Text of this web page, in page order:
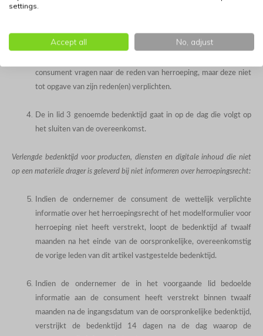
materiële drager is geleverd gedurende minimaal 14 dagen
consument vragen naar de reden van herroeping, maar deze niet
tot opgave van zijn reden(en) verplichten.
De in lid 3 genoemde bedenktijd gaat in op de dag die volgt op
het sluiten van de overeenkomst.
Verlengde bedenktijd voor producten, diensten en digitale inhoud die niet
op een materiële drager is geleverd bij niet informeren over herroepingsrecht:
Indien de ondernemer de consument de wettelijk verplichte
informatie over het herroepingsrecht of het modelformulier voor
herroeping niet heeft verstrekt, loopt de bedenktijd af twaalf
maanden na het einde van de oorspronkelijke, overeenkomstig
de vorige leden van dit artikel vastgestelde bedenktijd.
Indien de ondernemer de in het voorgaande lid bedoelde
informatie aan de consument heeft verstrekt binnen twaalf
maanden na de ingangsdatum van de oorspronkelijke bedenktijd,
verstrijkt de bedenktijd 14 dagen na de dag waarop de
settings.
Accept all No, adjust